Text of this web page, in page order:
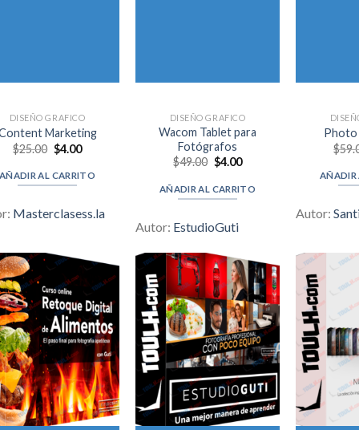
DISEÑO GRAFICO
Marketing
$25.00 Original
price
was:
$25.00.
$4.00Current
is:
$4.00.
AÑADIR AL CARRITO
Masterclasess.la
DISEÑO GRAFICO
Wacom Tablet para
Fotógrafos
$49.00 Original
price
was:
$49.00.
$4.00Current
is:
$4.00.
AÑADIR AL CARRITO
Autor: EstudioGuti
Photo
$
AÑADIR
Autor: